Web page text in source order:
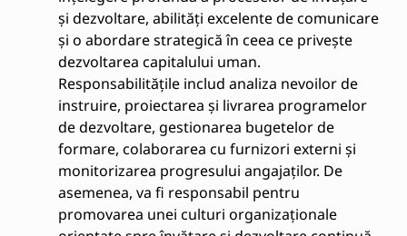
și dezvoltare, abilități excelente de comunicare
și o abordare strategică în ceea ce privește
dezvoltarea capitalului uman.
Responsabilitățile includ analiza nevoilor de
instruire, proiectarea și livrarea programelor
de dezvoltare, gestionarea bugetelor de
formare, colaborarea cu furnizori externi și
monitorizarea progresului angajaților. De
asemenea, va fi responsabil pentru
promovarea unei culturi organizaționale